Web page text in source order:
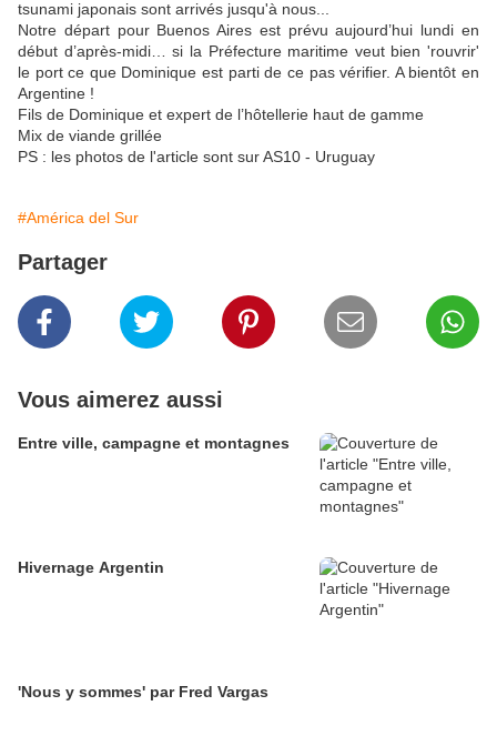
tsunami japonais sont arrivés jusqu'à nous...
Notre départ pour Buenos Aires est prévu aujourd’hui lundi en
début d’après-midi… si la Préfecture maritime veut bien 'rouvrir'
le port ce que Dominique est parti de ce pas vérifier. A bientôt en
Argentine !
Fils de Dominique et expert de l’hôtellerie haut de gamme
Mix de viande grillée
PS : les photos de l'article sont sur AS10 - Uruguay
#América del Sur
Partager
Vous aimerez aussi
Entre ville, campagne et montagnes
Hivernage Argentin
'Nous y sommes' par Fred Vargas